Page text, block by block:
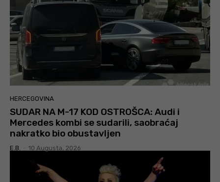
HERCEGOVINA
SUDAR NA M-17 KOD OSTROŠCA: Audi i
Mercedes kombi se sudarili, saobraćaj
nakratko bio obustavljen
E.B. 10 Augusta, 2026